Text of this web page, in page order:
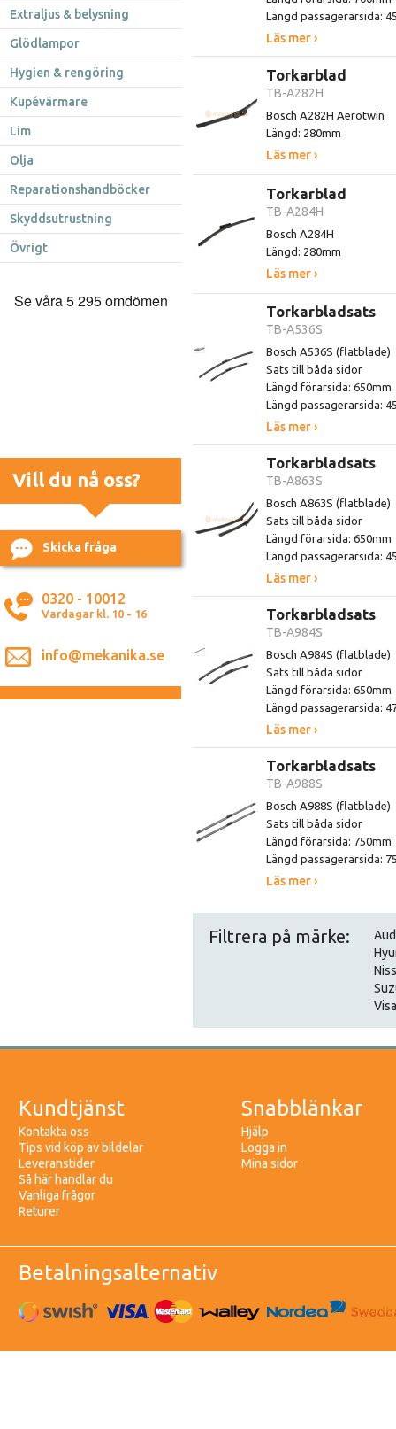
Extraljus & belysning
Glödlampor
Hygien & rengöring
Kupévärmare
Lim
Olja
Reparationshandböcker
Skyddsutrustning
Övrigt
Vill du nå oss?
Skicka fråga
0320 - 10012
Vardagar kl. 10 - 16
info@mekanika.se
Längd passagerarsida:
Läs mer ›
Torkarblad
TB-A282H
Bosch A282H Aerotwin
Längd: 280mm
Läs mer ›
Torkarblad
TB-A284H
Bosch A284H
Längd: 280mm
Läs mer ›
Torkarbladsats
TB-A536S
Bosch A536S (flatblade)
Sats till båda sidor
Längd förarsida: 650mm
Längd passagerarsida:
Läs mer ›
Torkarbladsats
TB-A863S
Bosch A863S (flatblade)
Sats till båda sidor
Längd förarsida: 650mm
Längd passagerarsida:
Läs mer ›
Torkarbladsats
TB-A984S
Bosch A984S (flatblade)
Sats till båda sidor
Längd förarsida: 650mm
Längd passagerarsida:
Läs mer ›
Torkarbladsats
TB-A988S
Bosch A988S (flatblade)
Sats till båda sidor
Längd förarsida: 750mm
Längd passagerarsida:
Läs mer ›
Filtrera på märke:
Kundtjänst
Kontakta oss
Tips vid köp av bildelar
Leveranstider
Så här handlar du
Vanliga frågor
Returer
Snabblänkar
Hjälp
Logga in
Mina sidor
Betalningsalternativ